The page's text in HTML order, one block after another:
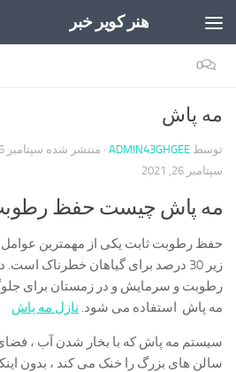
هنر کویر خبر
0
مه پاش
توسط ADMIN43GHGEE · منتشر شده سپتامبر 26, 2021
سپتامبر 26, 2021
مه پاش چیست حفظ
حفظ رطوبت ثابت یکی از مهمترین
زیر 30 درصد برای گیاهان خطرناک
رطوبت و سرمایش و در زمستان برای
مه پاش استفاده می شود. نازل مه پاش
سیستم مه پاش که با بخار شدن آب ، فضای
سالن های بزرگ را خنک می کند ، بدون